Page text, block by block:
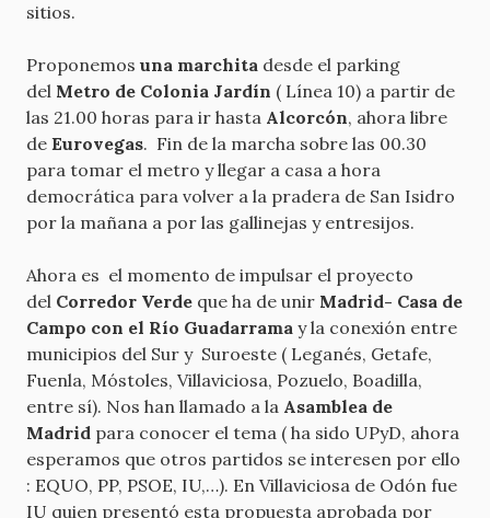
sitios.
Proponemos una marchita desde el parking
del Metro de Colonia Jardín ( Línea 10) a partir de
las 21.00 horas para ir hasta Alcorcón, ahora libre
de Eurovegas. Fin de la marcha sobre las 00.30
para tomar el metro y llegar a casa a hora
democrática para volver a la pradera de San Isidro
por la mañana a por las gallinejas y entresijos.
Ahora es el momento de impulsar el proyecto
del Corredor Verde que ha de unir Madrid- Casa de
Campo con el Río Guadarrama y la conexión entre
municipios del Sur y Suroeste ( Leganés, Getafe,
Fuenla, Móstoles, Villaviciosa, Pozuelo, Boadilla,
entre sí). Nos han llamado a la Asamblea de
Madrid para conocer el tema ( ha sido UPyD, ahora
esperamos que otros partidos se interesen por ello
: EQUO, PP, PSOE, IU,…). En Villaviciosa de Odón fue
IU quien presentó esta propuesta aprobada por